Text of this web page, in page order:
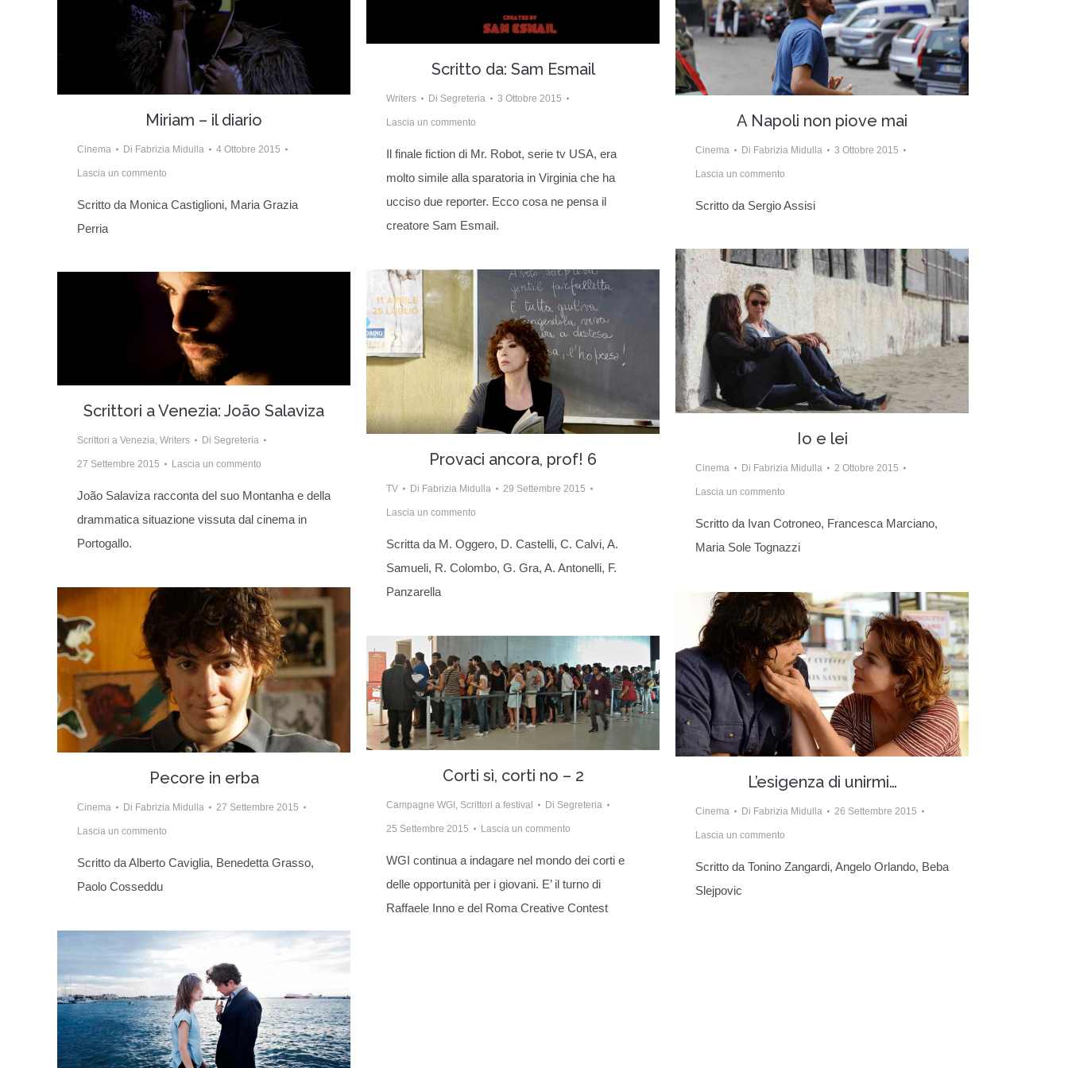
Miriam – il diario
Cinema Di Fabrizia Midulla 4 Ottobre 2015
Lascia un commento
Scritto da Monica Castiglioni, Maria Grazia
Perria
Scritto da: Sam Esmail
Writers Di Segreteria 3 Ottobre 2015
Lascia un commento
Il finale fiction di Mr. Robot, serie tv USA, era
molto simile alla sparatoria in Virginia che ha
ucciso due reporter. Ecco cosa ne pensa il
creatore Sam Esmail.
A Napoli non piove mai
Cinema Di Fabrizia Midulla 3 Ottobre 2015
Lascia un commento
Scritto da Sergio Assisi
Io e lei
Cinema Di Fabrizia Midulla 2 Ottobre 2015
Lascia un commento
Scritto da Ivan Cotroneo, Francesca Marciano,
Maria Sole Tognazzi
Provaci ancora, prof! 6
TV Di Fabrizia Midulla 29 Settembre 2015
Lascia un commento
Scritta da M. Oggero, D. Castelli, C. Calvi, A.
Samueli, R. Colombo, G. Gra, A. Antonelli, F.
Panzarella
Scrittori a Venezia: João Salaviza
Scrittori a Venezia, Writers Di Segreteria
27 Settembre 2015 Lascia un commento
João Salaviza racconta del suo Montanha e della
drammatica situazione vissuta dal cinema in
Portogallo.
Pecore in erba
Cinema Di Fabrizia Midulla 27 Settembre 2015
Lascia un commento
Scritto da Alberto Caviglia, Benedetta Grasso,
Paolo Cosseddu
L’esigenza di unirmi…
Cinema Di Fabrizia Midulla 26 Settembre 2015
Lascia un commento
Scritto da Tonino Zangardi, Angelo Orlando, Beba
Slejpovic
Corti sì, corti no – 2
Campagne WGI , Scrittori a festival Di Segreteria
25 Settembre 2015 Lascia un commento
WGI continua a indagare nel mondo dei corti e
delle opportunità per i giovani. E’ il turno di
Raffaele Inno e del Roma Creative Contest